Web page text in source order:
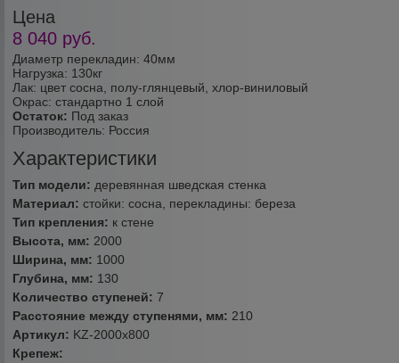
Диаметр перекладин: 40мм
Нагрузка: 130кг
Лак: цвет сосна, полу-глянцевый, хлор-виниловый
Окрас: стандартно 1 слой
Остаток: Под заказ
Производитель: Россия
Характеристики
Тип модели: деревянная шведская стенка
Материал:стойки: сосна, перекладины: береза
Тип крепления: к стене
Высота, мм: 2000
Ширина, мм: 1000
Глубина, мм: 130
Количество ступеней:7
Расстояние между ступенями, мм: 210
Артикул: KZ-2000х800
Крепеж:
Цена
8 040 руб.